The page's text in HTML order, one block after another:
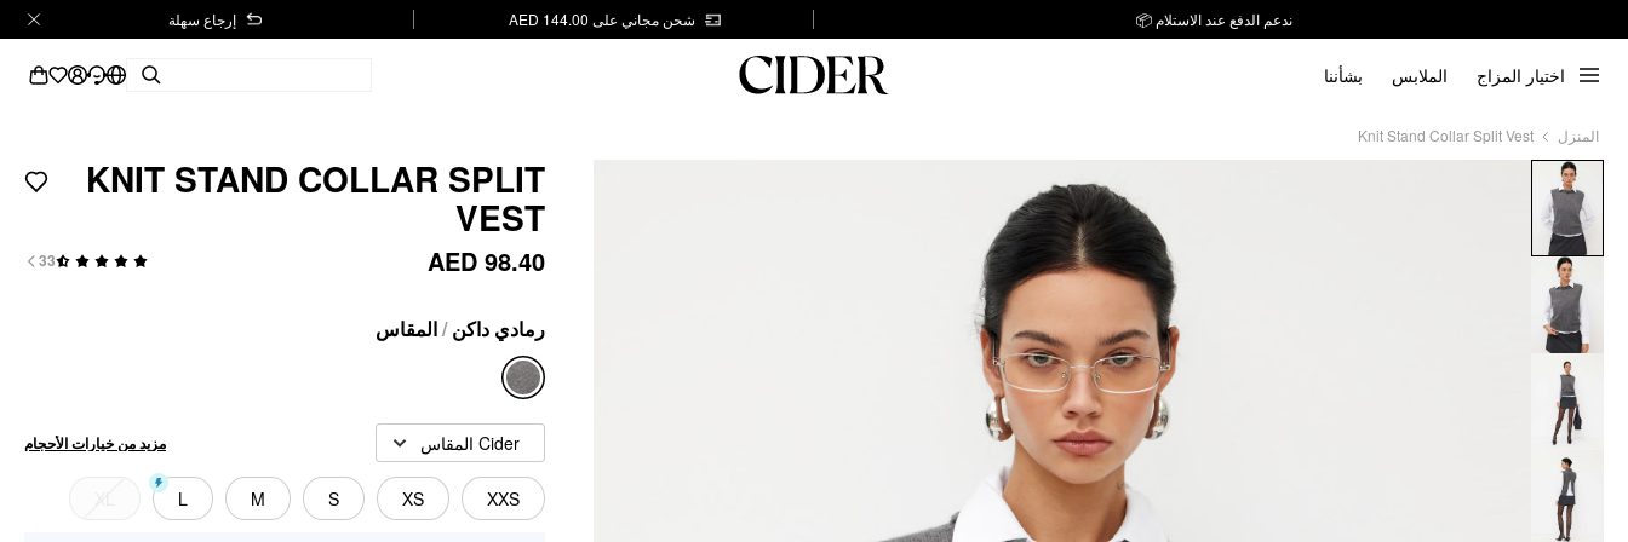
ندعم الدفع عند الاستلام 📦 شحن مجاني على AED 144.00 إرجاع سهلة
اختيار المزاج الملابس بشأننا
المنزل Knit Stand Collar Split Vest
KNIT STAND COLLAR SPLIT
VEST
AED 98.40
33
رمادي داكن /المقاس
Cider المقاس مزيد من خيارات الأحجام
XXS
XS
S
M
L